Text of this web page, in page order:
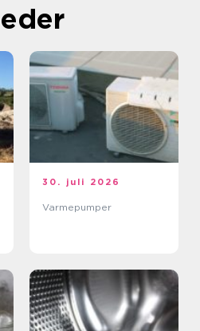
30. juli 2026
Varmepumper